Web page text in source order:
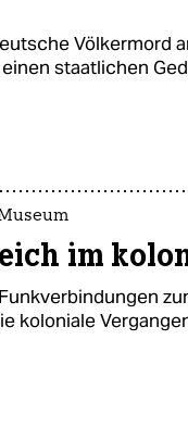
Völkermord
staatlichen
im
koloniale